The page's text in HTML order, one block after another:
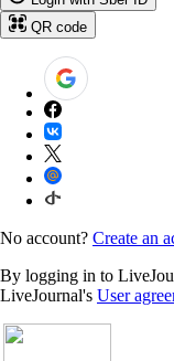
QR code
No account? Create an
By logging in to
LiveJournal's User